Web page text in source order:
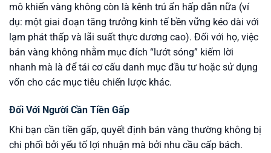
mô khiến vàng không còn là kênh trú ẩn hấp dẫn nữa (ví
dụ: một giai đoạn tăng trưởng kinh tế bền vững kéo dài với
lạm phát thấp và lãi suất thực dương cao). Đối với họ, việc
bán vàng không nhằm mục đích “lướt sóng” kiếm lời
nhanh mà là để tái cơ cấu danh mục đầu tư hoặc sử dụng
vốn cho các mục tiêu chiến lược khác.
Đối Với Người Cần Tiền Gấp
Khi bạn cần tiền gấp, quyết định bán vàng thường không bị
chi phối bởi yếu tố lợi nhuận mà bởi nhu cầu cấp bách.